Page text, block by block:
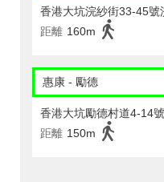
香港大坑浣紗街33-45
距離 160m
惠康 - 勵德
香港大坑勵德村道4-14
距離 150m